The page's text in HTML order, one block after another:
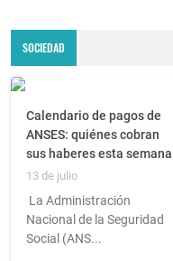
SOCIEDAD
Calendario de pagos de
ANSES: quiénes cobran
sus haberes esta semana
13 de julio
La Administración
Nacional de la Seguridad
Social (ANS...